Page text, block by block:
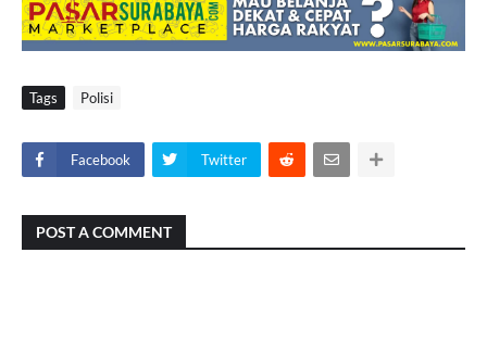
Tags Polisi
Facebook Twitter
POST A COMMENT